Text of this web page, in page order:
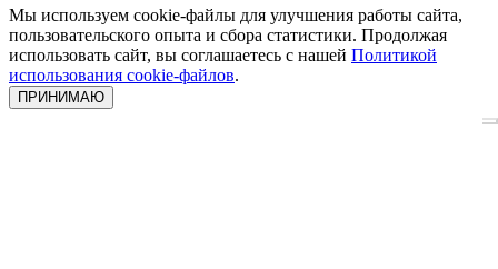
Мы используем cookie-файлы для улучшения работы сайта,
пользовательского опыта и сбора статистики. Продолжая
использовать сайт, вы соглашаетесь с нашей Политикой
использования cookie-файлов.
ПРИНИМАЮ